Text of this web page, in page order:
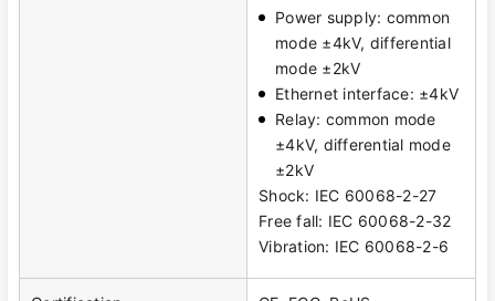
Power supply: common
mode ±4kV, differential
mode ±2kV
Ethernet interface: ±4kV
Relay: common mode
±4kV, differential mode
±2kV
Shock: IEC 60068-2-27
Free fall: IEC 60068-2-32
Vibration: IEC 60068-2-6